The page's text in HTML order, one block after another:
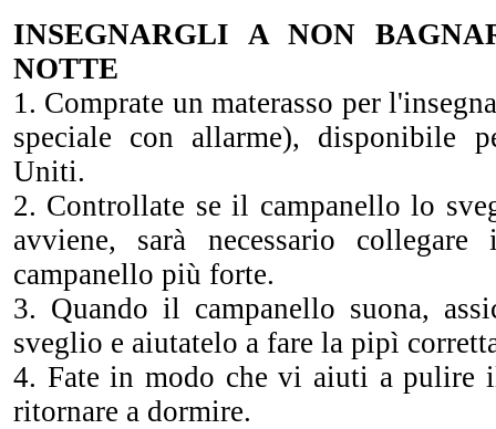
INSEGNARGLI A NON
NOTTE
1. Comprate un materasso per
speciale con allarme), disponibile
Uniti.
2. Controllate se il campanello lo
avviene, sarà necessario
campanello più forte.
3. Quando il campanello suona,
sveglio e aiutatelo a fare la pipì
4. Fate in modo che vi aiuti a pulire
ritornare a dormire.